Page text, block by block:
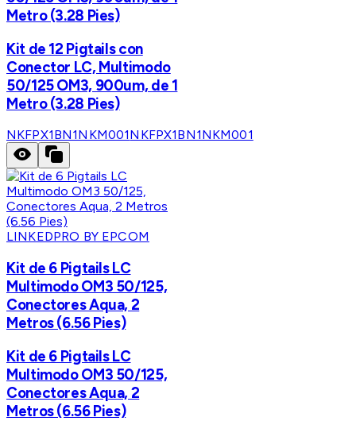
Metro (3.28 Pies)
Kit de 12 Pigtails con
Conector LC, Multimodo
50/125 OM3, 900um, de 1
Metro (3.28 Pies)
NKFPX1BN1NKM001NKFPX1BN1NKM001
LINKEDPRO BY EPCOM
Kit de 6 Pigtails LC
Multimodo OM3 50/125,
Conectores Aqua, 2
Metros (6.56 Pies)
Kit de 6 Pigtails LC
Multimodo OM3 50/125,
Conectores Aqua, 2
Metros (6.56 Pies)